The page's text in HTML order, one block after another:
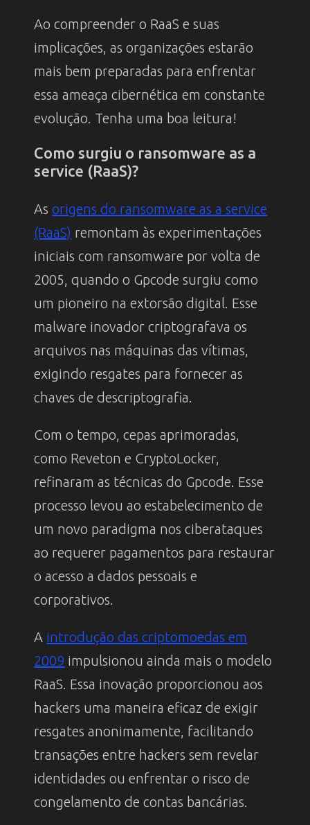
Ao compreender o RaaS e suas
implicações, as organizações estarão
mais bem preparadas para enfrentar
essa ameaça cibernética em constante
evolução. Tenha uma boa leitura!
Como surgiu o ransomware as a
service (RaaS)?
Asorigens do ransomware as a service
(RaaS) remontam às experimentações
iniciais com ransomware por volta de
2005, quando o Gpcode surgiu como
um pioneiro na extorsão digital. Esse
malware inovador criptografava os
arquivos nas máquinas das vítimas,
exigindo resgates para fornecer as
chaves de descriptografia.
Com o tempo, cepas aprimoradas,
como Reveton e CryptoLocker,
refinaram as técnicas do Gpcode. Esse
processo levou ao estabelecimento de
um novo paradigma nos ciberataques
ao requerer pagamentos para restaurar
o acesso a dados pessoais e
corporativos.
A introdução das criptomoedas em
2009 impulsionou ainda mais o modelo
RaaS. Essa inovação proporcionou aos
hackers uma maneira eficaz de exigir
resgates anonimamente, facilitando
transações entre hackers sem revelar
identidades ou enfrentar o risco de
congelamento de contas bancárias.